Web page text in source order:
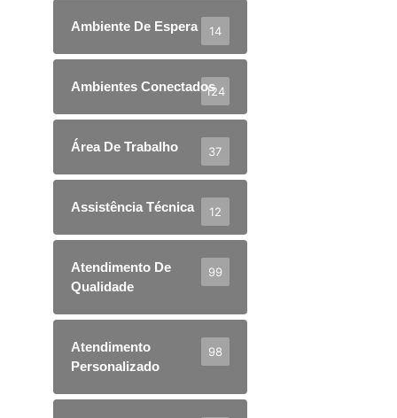
Ambiente De Espera 14
Ambientes Conectados124
Área De Trabalho 37
Assistência Técnica 12
Atendimento De
Qualidade
99
Atendimento
Personalizado
98